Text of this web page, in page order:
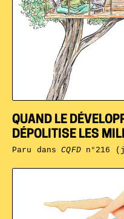
QUAND LE
DÉPOLITISE LES
Paru dansCQFDn°216